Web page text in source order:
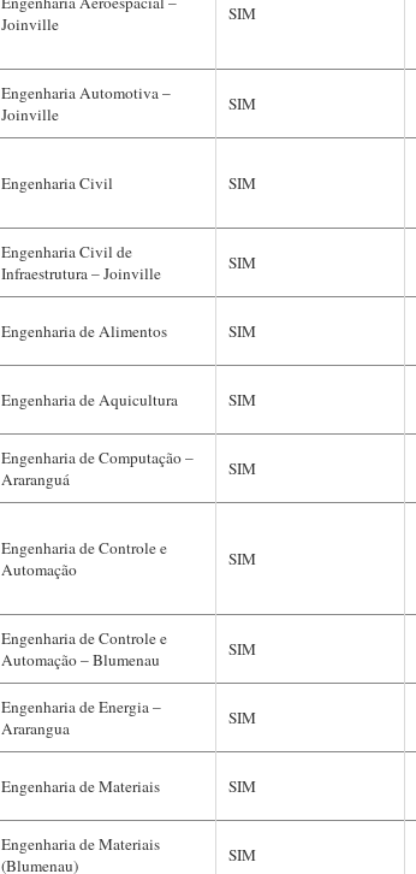
Joinville
SIM
Engenharia Automotiva –
Joinville
SIM
Engenharia Civil SIM
Engenharia Civil de
Infraestrutura – Joinville
SIM
Engenharia de Alimentos SIM
Engenharia de Aquicultura SIM
Engenharia de Computação –
Araranguá
SIM
Engenharia de Controle e
Automação
SIM
Engenharia de Controle e
Automação – Blumenau
SIM
Engenharia de Energia –
Ararangua
SIM
Engenharia de Materiais SIM
Engenharia de Materiais
(Blumenau)
SIM